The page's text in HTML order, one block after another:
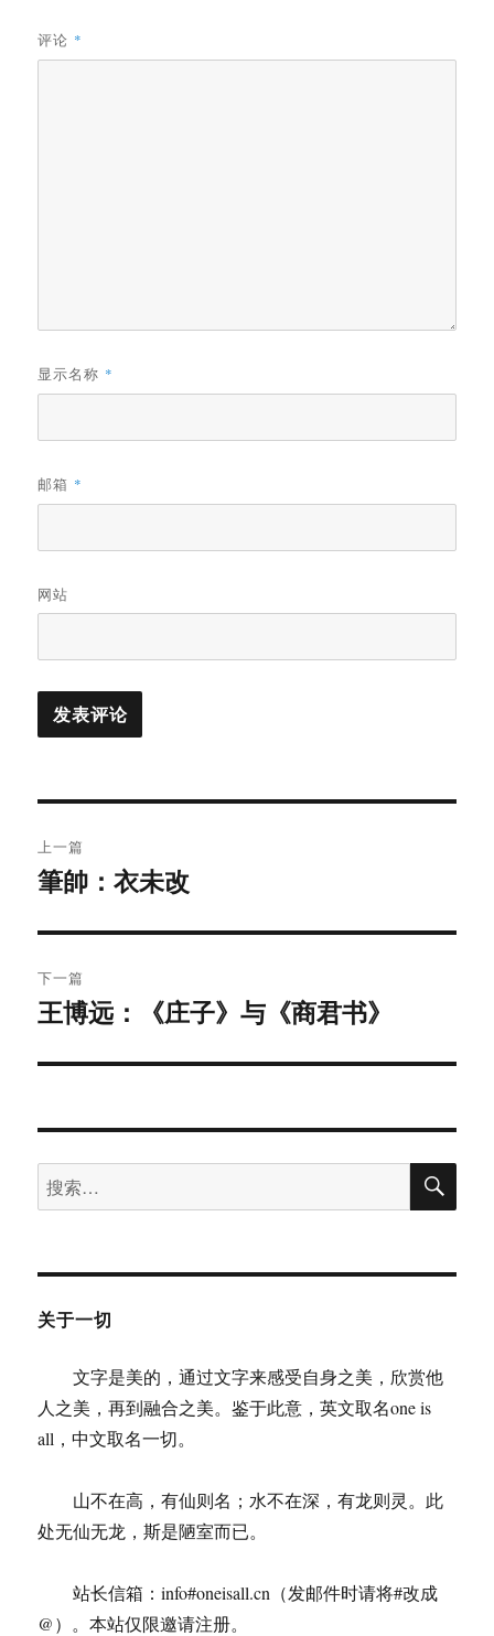
评论 *
显示名称 *
邮箱 *
网站
章
航
上一篇
上
文
章：
筆帥：衣未改
下一篇
下
文
王博远：《庄子》与《商君书》
搜
索：
搜
关于一切
文字是美的，通过文字来感受自身之美，欣赏他
人之美，再到融合之美。鉴于此意，英文取名one is
all，中文取名一切。
山不在高，有仙则名；水不在深，有龙则灵。此
处无仙无龙，斯是陋室而已。
站长信箱：info#oneisall.cn（发邮件时请将#改成
@）。本站仅限邀请注册。